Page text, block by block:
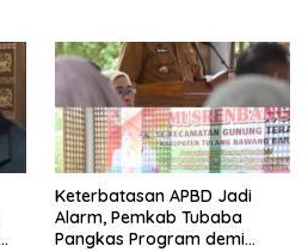
Keterbatasan APBD Jadi
Alarm, Pemkab Tubaba
Pangkas Program demi